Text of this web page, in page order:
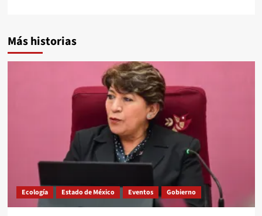
Más historias
Ecología Estado de México Eventos Gobierno